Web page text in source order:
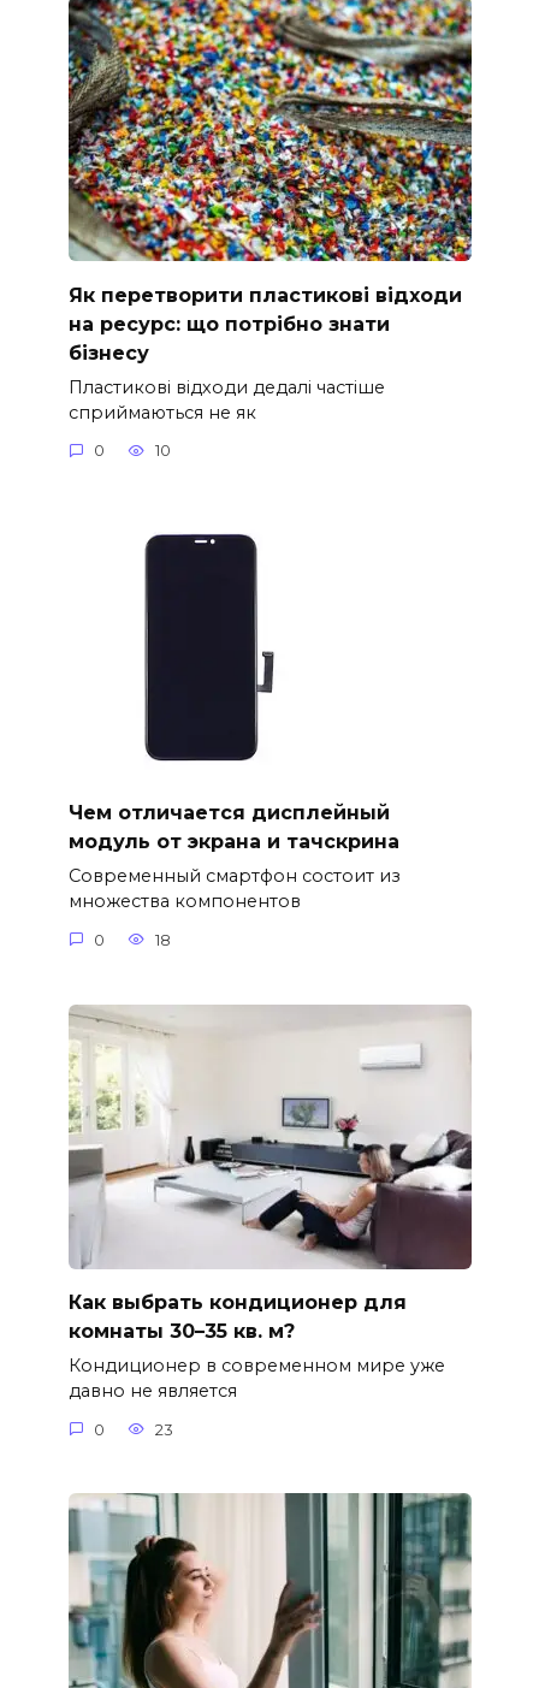
Як перетворити пластикові відходи
на ресурс: що потрібно знати
бізнесу
Пластикові відходи дедалі частіше
сприймаються не як
0 10
Чем отличается дисплейный
модуль от экрана и тачскрина
Современный смартфон состоит из
множества компонентов
0 18
Как выбрать кондиционер для
комнаты 30–35 кв. м?
Кондиционер в современном мире уже
давно не является
0 23